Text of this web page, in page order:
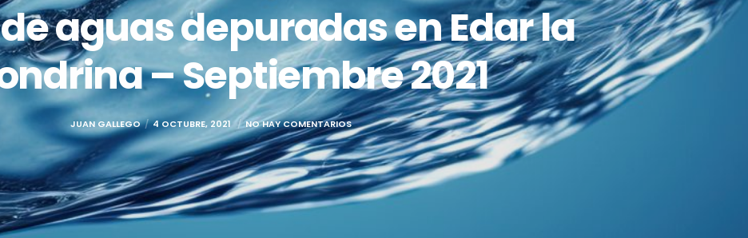
aguas depuradas en Edar la
– Septiembre 2021
JUAN GALLEGO 4 OCTUBRE, 2021 NO HAY COMENTARIOS